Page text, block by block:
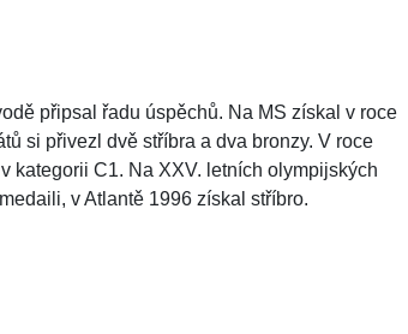
připsal řadu úspěchů. Na MS získal v roce
si přivezl dvě stříbra a dva bronzy. V roce
kategorii C1. Na XXV. letních olympijských
v Atlantě 1996 získal stříbro.